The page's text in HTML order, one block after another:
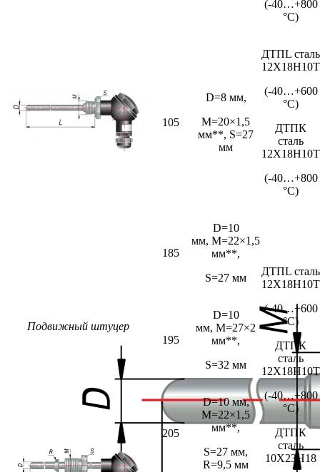
(-40…+800
°С)
105
D=8 мм,
M=20×1,5
мм**, S=27
мм
ДТПL сталь
12Х18Н10Т
(-40…+600
°С)
ДТПК
сталь
12Х18Н10Т
(-40…+800
°С)
Подвижный штуцер
185
D=10
мм, M=22×1,5
мм**,
S=27 мм
ДТПL сталь
12Х18Н10Т
(-40…+600
°С)
ДТПК
сталь
12Х18Н10Т
(-40…+800
°С)
ДТПК
сталь
10Х23Н18
195
D=10
мм, M=27×2
мм**,
S=32 мм
205
D=10 мм,
M=22×1,5
мм**,
S=27 мм,
R=9,5 мм